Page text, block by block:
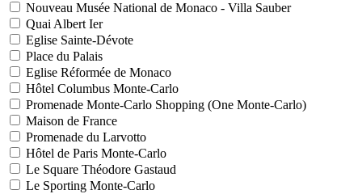
Nouveau Musée National de Monaco - Villa Sauber
Quai Albert Ier
Eglise Sainte-Dévote
Place du Palais
Eglise Réformée de Monaco
Hôtel Columbus Monte-Carlo
Promenade Monte-Carlo Shopping (One Monte-Carlo)
Maison de France
Promenade du Larvotto
Hôtel de Paris Monte-Carlo
Le Square Théodore Gastaud
Le Sporting Monte-Carlo